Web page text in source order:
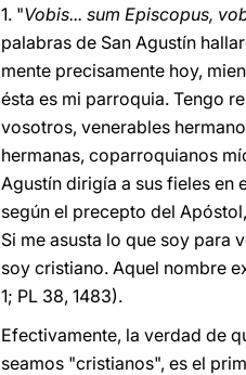
1. "Vobis... sum Episcopus,
palabras de San Agustín
mente precisamente hoy,
ésta es mi parroquia. Tengo
vosotros, venerables
hermanas, coparroquianos
Agustín dirigía a sus fieles en
según el precepto del
Si me asusta lo que soy para
soy cristiano. Aquel nombre
1; PL 38, 1483).
Efectivamente, la verdad de
seamos "cristianos", es el